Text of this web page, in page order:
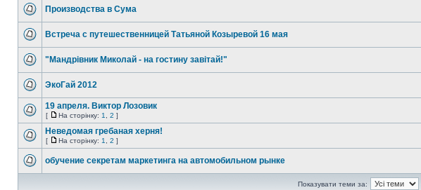
Производства в Сума
Встреча с путешественницей Татьяной Козыревой 16 мая
"Мандрівник Миколай - на гостину завітай!"
ЭкоГай 2012
19 апреля. Виктор Лозовик
[ На сторінку: 1 2 ]
Неведомая гребаная херня!
[ На сторінку: 1 2 ]
обучение секретам маркетинга на автомобильном рынке
Показувати теми за: